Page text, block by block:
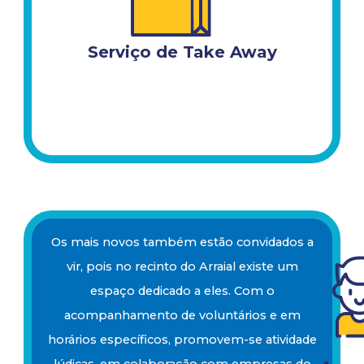
Serviço de Take Away
Os mais novos também estão convidados a
vir, pois no recinto do Arraial existe um
espaço dedicado a eles. Com o
acompanhamento de voluntários e em
horários específicos, promovem-se atividade